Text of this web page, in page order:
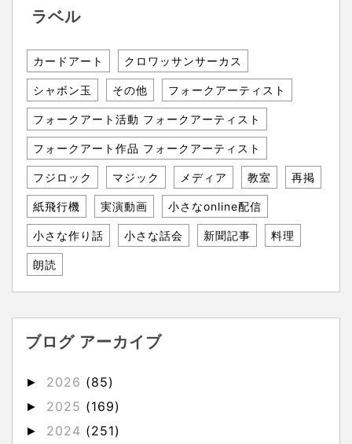
ラベル
カードアート クロワッサンサーカス
シャボン玉 その他 フォークアーティスト
フォークアート活動 フォークアーティスト
フォークアート作品 フォークアーティスト
フジロック マジック メディア 教室 再掲
紙飛行機 実演動画 小さなonline配信
小さな作り話 小さな話会 新聞記事 料理
朗読
ブログ アーカイブ
► 2026 (85)
► 2025 (169)
► 2024 (251)